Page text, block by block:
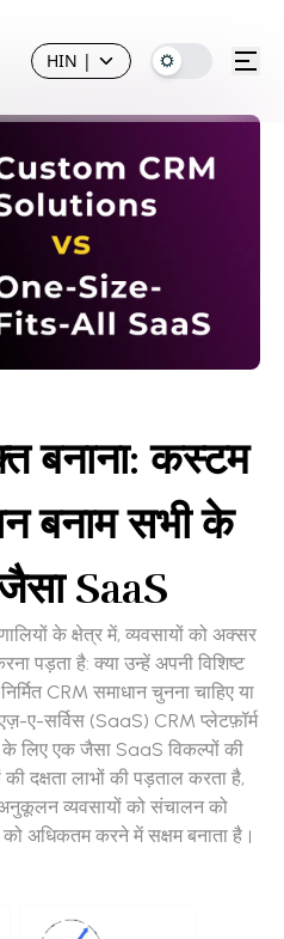
HIN |
बनाना: कस्टम
बनाम सभी के
SaaS
के क्षेत्र में, व्यवसायों को अक्सर
पड़ता है: क्या उन्हें अपनी विशिष्ट
CRM समाधान चुनना चाहिए या
ए-सर्विस (SaaS) CRM प्लेटफ़ॉर्म
के लिए एक जैसा SaaS विकल्पों की
दक्षता लाभों की पड़ताल करता है,
व्यवसायों को संचालन को
अधिकतम करने में सक्षम बनाता है।